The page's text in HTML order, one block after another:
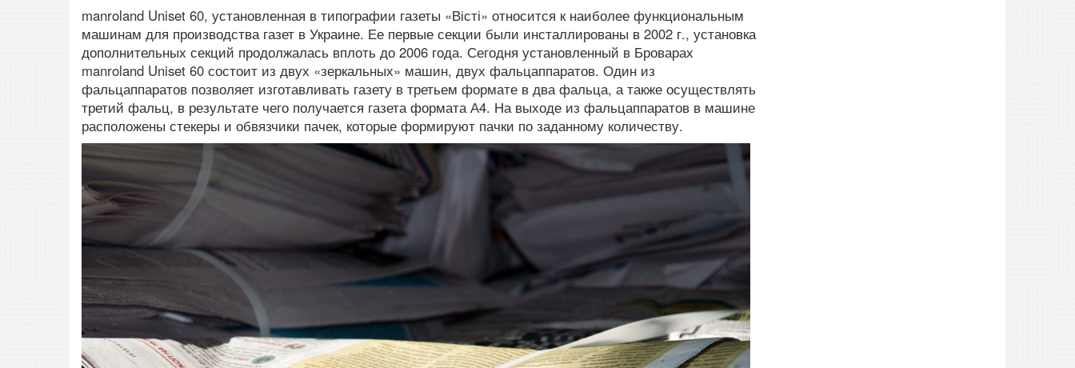
manroland Uniset 60, установленная в типографии газеты «Вісті» относится к наиболее функциональным
машинам для производства газет в Украине. Ее первые секции были инсталлированы в 2002 г., установка
дополнительных секций продолжалась вплоть до 2006 года. Сегодня установленный в Броварах
manroland Uniset 60 состоит из двух «зеркальных» машин, двух фальцаппаратов. Один из
фальцаппаратов позволяет изготавливать газету в третьем формате в два фальца, а также осуществлять
третий фальц, в результате чего получается газета формата А4. На выходе из фальцаппаратов в машине
расположены стекеры и обвязчики пачек, которые формируют пачки по заданному количеству.